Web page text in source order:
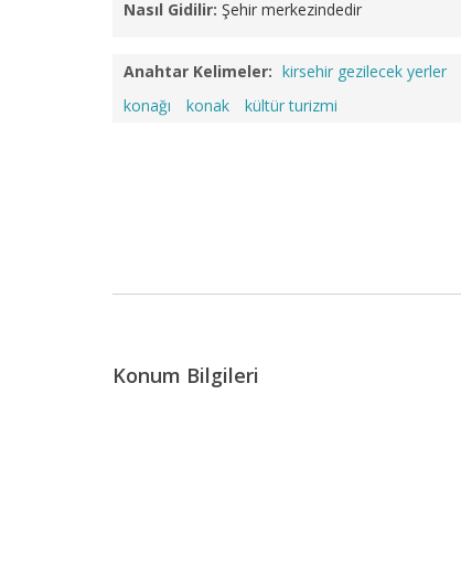
Nasıl Gidilir: Şehir merkezindedir
Anahtar Kelimeler: kirsehir gezilecek yerler
konağı
konak kültür turizmi
Konum Bilgileri